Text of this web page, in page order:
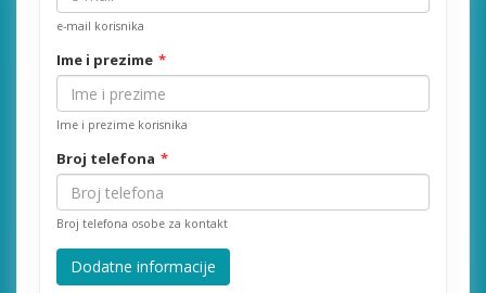
e-mail korisnika
Ime i prezime
Ime i prezime korisnika
Broj telefona
Broj telefona osobe za kontakt
Dodatne informacije